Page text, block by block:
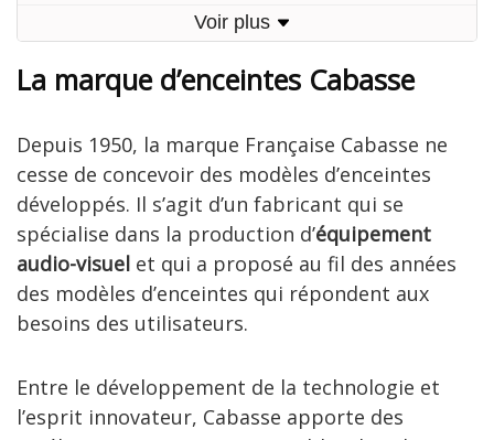
Voir plus
La marque d’enceintes Cabasse
Depuis 1950, la marque Française Cabasse ne
cesse de concevoir des modèles d’enceintes
développés. Il s’agit d’un fabricant qui se
spécialise dans la production d’équipement
audio-visuel et qui a proposé au fil des années
des modèles d’enceintes qui répondent aux
besoins des utilisateurs.
Entre le développement de la technologie et
l’esprit innovateur, Cabasse apporte des